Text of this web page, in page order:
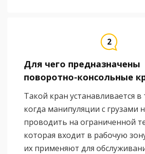
Для чего предназначены
поворотно-консольные
Такой кран устанавливается в
когда манипуляции с грузами
проводить на ограниченной
которая входит в рабочую
их применяют для